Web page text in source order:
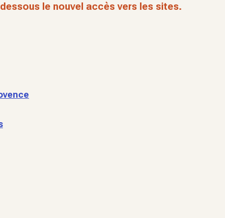
le nouvel accès vers les sites.